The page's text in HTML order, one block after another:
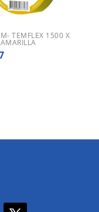
TEMFLEX 1500 X